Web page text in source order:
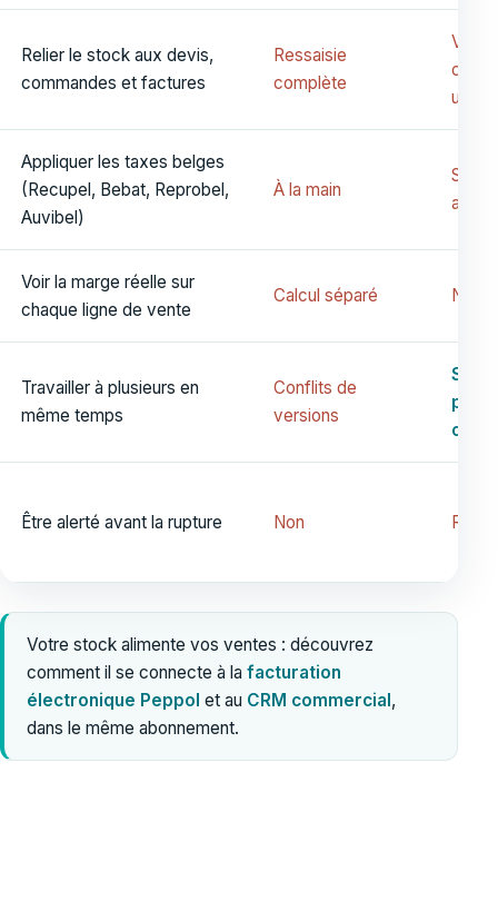
Relier le stock aux devis,
commandes et factures
Ressaisie
complète
Appliquer les taxes belges
(Recupel, Bebat, Reprobel,
Auvibel)
À la main
Voir la marge réelle sur
chaque ligne de vente
Calcul séparé Non
Travailler à plusieurs en
même temps
Conflits de
versions
Sur
Être alerté avant la rupture Non
Votre stock alimente vos ventes : découvrez
comment il se connecte à la facturation
électronique Peppol et au CRM commercial,
dans le même abonnement.